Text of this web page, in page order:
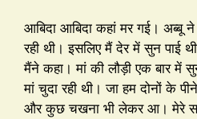
आबिदा आबिदा कहां मर गई। अब्बू
रही थी। इसलिए मैं देर में सुन पाई
मैंने कहा। मां की लौड़ी एक बार में
मां चुदा रही थी। जा हम दोनों के
और कुछ चखना भी लेकर आ। मेरे